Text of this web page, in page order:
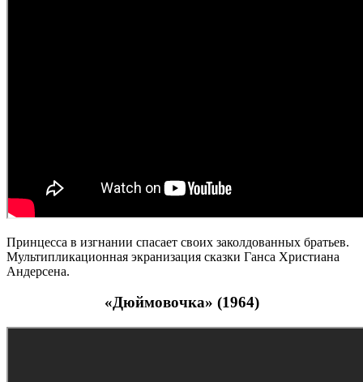
Принцесса в изгнании спасает своих заколдованных братьев.
Мультипликационная экранизация сказки Ганса Христиана
Андерсена.
«Дюймовочка» (1964)